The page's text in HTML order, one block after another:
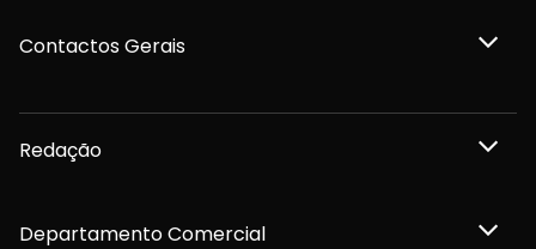
Contactos Gerais
Redação
Departamento Comercial